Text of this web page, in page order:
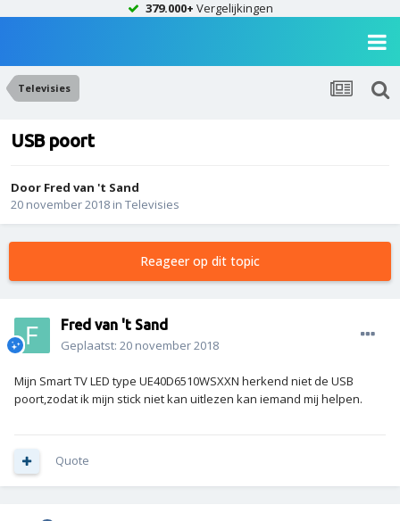
379.000+ Vergelijkingen
Televisies
USB poort
Door Fred van 't Sand
20 november 2018 in Televisies
Reageer op dit topic
Fred van 't Sand
Geplaatst: 20 november 2018
Mijn Smart TV LED type UE40D6510WSXXN herkend niet de USB
poort,zodat ik mijn stick niet kan uitlezen kan iemand mij helpen.
Quote